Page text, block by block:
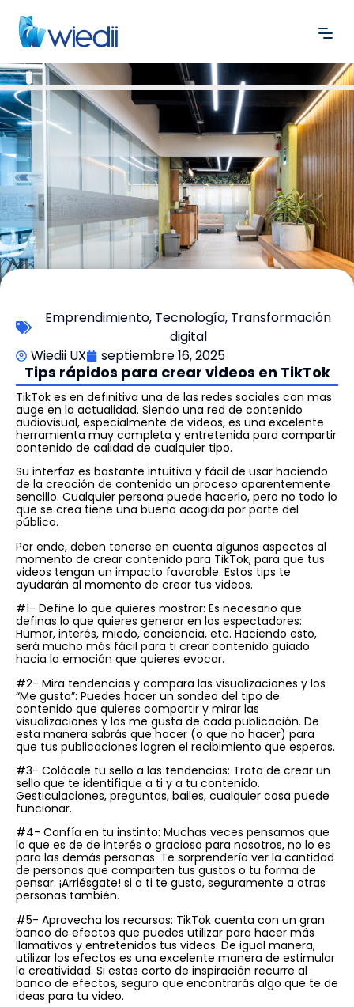
Emprendimiento, Tecnología, Transformación
digital
Wiedii UX
septiembre 16, 2025
Tips rápidos para crear videos en TikTok
TikTok es en definitiva una de las redes sociales con mas
auge en la actualidad. Siendo una red de contenido
audiovisual, especialmente de videos, es una excelente
herramienta muy completa y entretenida para compartir
contenido de calidad de cualquier tipo.
Su interfaz es bastante intuitiva y fácil de usar haciendo
de la creación de contenido un proceso aparentemente
sencillo. Cualquier persona puede hacerlo, pero no todo lo
que se crea tiene una buena acogida por parte del
público.
Por ende, deben tenerse en cuenta algunos aspectos al
momento de crear contenido para TikTok, para que tus
videos tengan un impacto favorable. Estos tips te
ayudarán al momento de crear tus videos.
#1- Define lo que quieres mostrar: Es necesario que
definas lo que quieres generar en los espectadores:
Humor, interés, miedo, conciencia, etc. Haciendo esto,
será mucho más fácil para ti crear contenido guiado
hacia la emoción que quieres evocar.
#2- Mira tendencias y compara las visualizaciones y los
“Me gusta”: Puedes hacer un sondeo del tipo de
contenido que quieres compartir y mirar las
visualizaciones y los me gusta de cada publicación. De
esta manera sabrás que hacer (o que no hacer) para
que tus publicaciones logren el recibimiento que esperas.
#3- Colócale tu sello a las tendencias: Trata de crear un
sello que te identifique a ti y a tu contenido.
Gesticulaciones, preguntas, bailes, cualquier cosa puede
funcionar.
#4- Confía en tu instinto: Muchas veces pensamos que
lo que es de de interés o gracioso para nosotros, no lo es
para las demás personas. Te sorprendería ver la cantidad
de personas que comparten tus gustos o tu forma de
pensar. ¡Arriésgate! si a ti te gusta, seguramente a otras
personas también.
#5- Aprovecha los recursos: TikTok cuenta con un gran
banco de efectos que puedes utilizar para hacer más
llamativos y entretenidos tus videos. De igual manera,
utilizar los efectos es una excelente manera de estimular
la creatividad. Si estas corto de inspiración recurre al
banco de efectos, seguro que encontrarás algo que te de
ideas para tu video.